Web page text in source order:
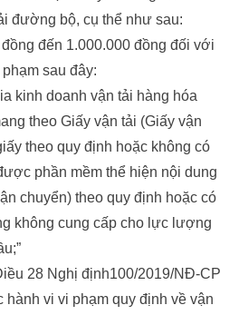
đường bộ, cụ thể như sau:
đến 1.000.000 đồng đối với
sau đây:
kinh doanh vận tải hàng hóa
theo Giấy vận tải (Giấy vận
theo quy định hoặc không có
phần mềm thể hiện nội dung
chuyển) theo quy định hoặc có
không cung cấp cho lực lượng
28 Nghị định100/2019/NĐ-CP
hành vi vi phạm quy định về vận